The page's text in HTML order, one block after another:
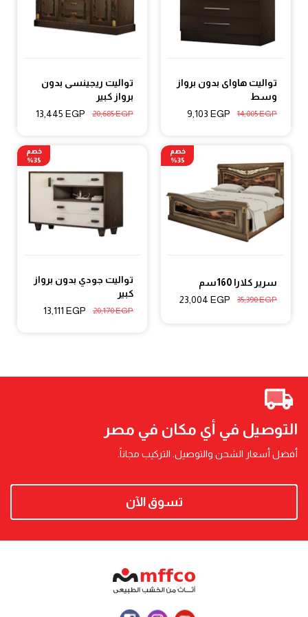
تواليت هاواى بدون برواز
وسط
14,005EGP
9,103 EGP
تواليت ريجينسى بدون
برواز كبير
20,685EGP
13,445 EGP
سرير كلارا 160سم
35,390EGP
23,004 EGP
خصم
35%
تواليت جودي بدون برواز
كبير
20,170EGP
13,111 EGP
خصم
35%
التوصيل في أي مكان في مصر
أفضل أسعار الشحن والتوصيل. التركيب مجاناً.
تسوق الآن